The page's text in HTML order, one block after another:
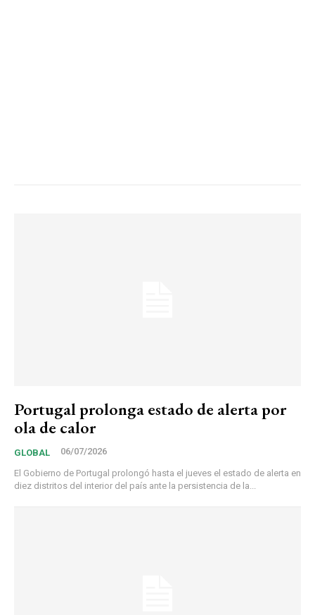
Portugal prolonga estado de alerta por
ola de calor
GLOBAL 06/07/2026
El Gobierno de Portugal prolongó hasta el jueves el estado de alerta en
diez distritos del interior del país ante la persistencia de la...